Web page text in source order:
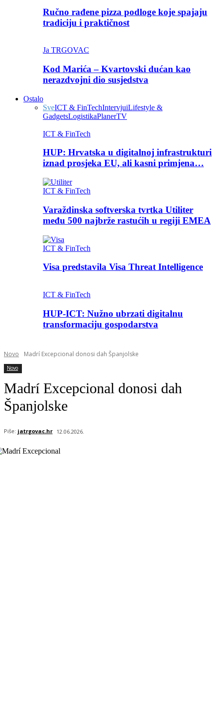
Ručno rađene pizza podloge koje spajaju
tradiciju i praktičnost
Ja TRGOVAC
Kod Marića – Kvartovski dućan kao
nerazdvojni dio susjedstva
Ostalo
SveICT & FinTechIntervjuiLifestyle &
GadgetsLogistikaPlanerTV
ICT & FinTech
HUP: Hrvatska u digitalnoj infrastrukturi
iznad prosjeka EU, ali kasni primjena…
ICT & FinTech
Varaždinska softverska tvrtka Utiliter
među 500 najbrže rastućih u regiji EMEA
ICT & FinTech
Visa predstavila Visa Threat Intelligence
ICT & FinTech
HUP-ICT: Nužno ubrzati digitalnu
transformaciju gospodarstva
Novo Madrí Excepcional donosi dah Španjolske
Novo
Madrí Excepcional donosi dah
Španjolske
Piše: jatrgovac.hr 12.06.2026.